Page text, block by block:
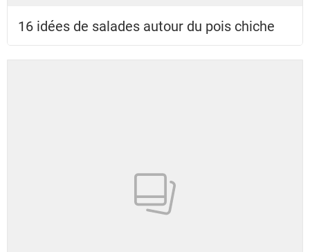
16 idées de salades autour du pois chiche